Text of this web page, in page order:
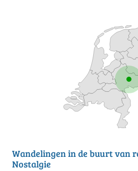
Wandelingen in de buurt van
Nostalgie